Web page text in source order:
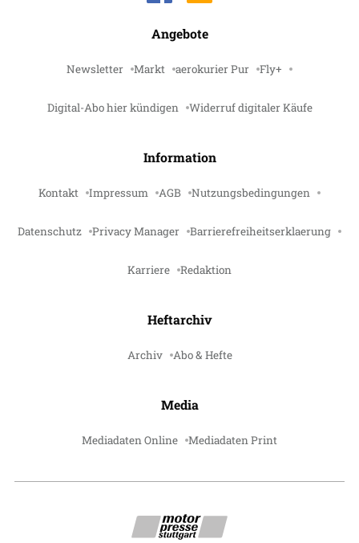
Angebote
Newsletter Markt aerokurier Pur Fly+
Digital-Abo hier kündigen Widerruf digitaler Käufe
Information
Kontakt Impressum AGB Nutzungsbedingungen
Datenschutz Privacy Manager Barrierefreiheitserklaerung
Karriere Redaktion
Heftarchiv
Archiv Abo & Hefte
Media
Mediadaten Online Mediadaten Print